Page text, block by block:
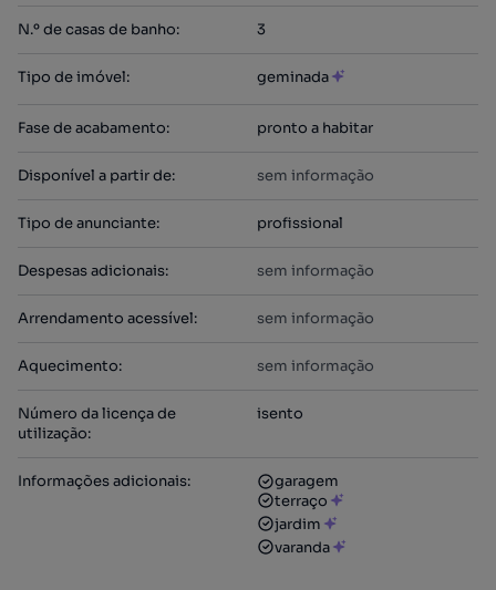
N.º de casas de banho: 3
Tipo de imóvel: geminada
Fase de acabamento: pronto a habitar
Disponível a partir de: sem informação
Tipo de anunciante: profissional
Despesas adicionais: sem informação
Arrendamento acessível: sem informação
Aquecimento: sem informação
Número da licença de
utilização:
isento
Informações adicionais:
garagem
terraço
jardim
varanda